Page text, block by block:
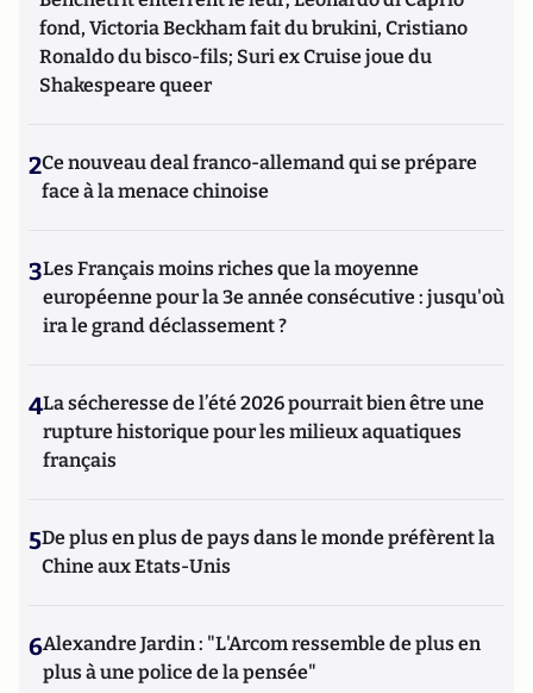
période" pour le « Magazine des Livres », tout en rédigeant
chaque mois pendant dix ans une chronique litt. pour le
mensuel "Service Littéraire". Annick Geille remet
depuis huit ans à Atlantico une chronique vouée à la
fond, Victoria Beckham fait du brukini, Cristiano
Ronaldo du bisco-fils; Suri ex Cruise joue du
Shakespeare queer
2Ce nouveau deal franco-allemand qui se prépare
face à la menace chinoise
3Les Français moins riches que la moyenne
européenne pour la 3e année consécutive : jusqu'où
ira le grand déclassement ?
4La sécheresse de l’été 2026 pourrait bien être une
rupture historique pour les milieux aquatiques
français
5De plus en plus de pays dans le monde préfèrent la
Chine aux Etats-Unis
6Alexandre Jardin : "L'Arcom ressemble de plus en
plus à une police de la pensée"